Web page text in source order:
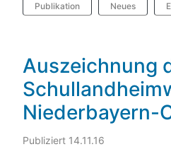
Publikation Neues
Auszeichnung
Niederbayern-
Publiziert 14.11.16